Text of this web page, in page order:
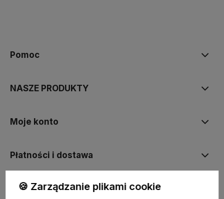
Pomoc
NASZE PRODUKTY
Moje konto
Płatności i dostawa
Informacje
🍪 Zarządzanie plikami cookie